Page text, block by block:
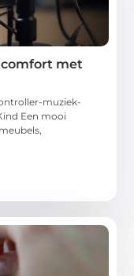
met
muziek-
Een mooi